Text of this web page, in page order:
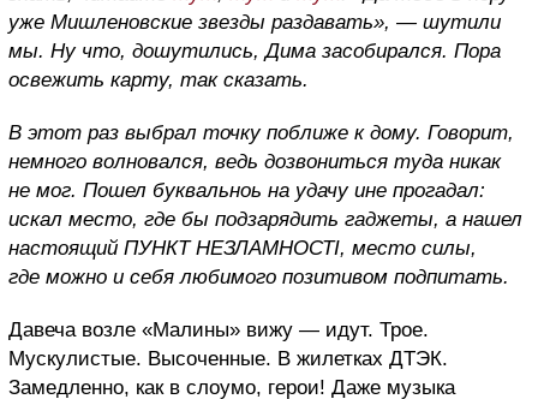
уже Мишленовские звезды раздавать», — шутили
мы. Ну что, дошутились, Дима засобирался. Пора
освежить карту, так сказать.
В этот раз выбрал точку поближе к дому. Говорит,
немного волновался, ведь дозвониться туда никак
не мог. Пошел буквальноь на удачу ине прогадал:
искал место, где бы подзарядить гаджеты, а нашел
настоящий ПУНКТ НЕЗЛАМНОСТІ, место силы,
где можно и себя любимого позитивом подпитать.
Давеча возле «Малины» вижу — идут. Трое.
Мускулистые. Высоченные. В жилетках ДТЭК.
Замедленно, как в слоумо, герои! Даже музыка